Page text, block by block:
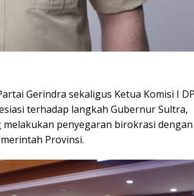
Gerindra sekaligus Ketua Komisi I
terhadap langkah Gubernur Sultra,
penyegaran birokrasi dengan
Provinsi.